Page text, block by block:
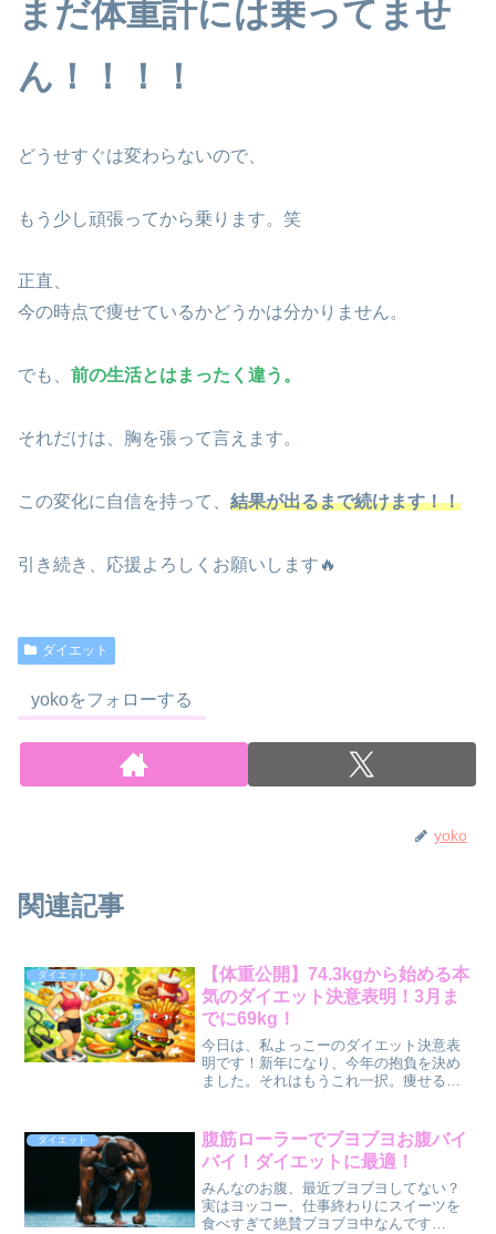
まだ体重計には乗ってませ
ん！！！！
どうせすぐは変わらないので、
もう少し頑張ってから乗ります。笑
正直、
今の時点で痩せているかどうかは分かりません。
でも、 前の生活とはまったく違う。
それだけは、胸を張って言えます。
この変化に自信を持って、 結果が出るまで続けます！！
引き続き、応援よろしくお願いします🔥
ダイエット
yokoをフォローする
yoko
関連記事
ダイエット
【体重公開】74.3kgから始める本
気のダイエット決意表明！3月ま
でに69kg！
今日は、私よっこーのダイエット決意表
明です！新年になり、今年の抱負を決め
ました。それはもうこれ一択。痩せる！
もちゃんと書きました。「痩せる」で
す。笑これです👇笑3文字入...
ダイエット
腹筋ローラーでブヨブヨお腹バイ
バイ！ダイエットに最適！
みんなのお腹、最近ブヨブヨしてない？
実はヨッコー、仕事終わりにスイーツを
食べすぎて絶賛ブヨブヨ中なんです